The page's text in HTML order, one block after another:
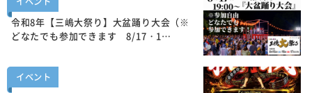
令和8年【三嶋大祭り】大盆踊り大会（※
どなたでも参加できます 8/17・1…
イベント